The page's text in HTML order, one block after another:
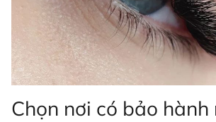
Chọn nơi có bảo hành